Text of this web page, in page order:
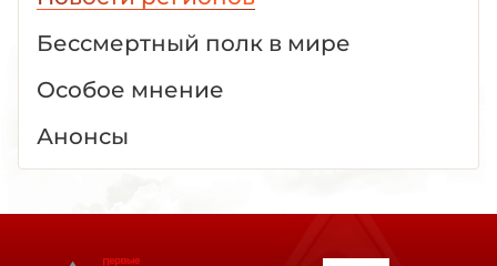
Бессмертный полк в мире
Особое мнение
Анонсы